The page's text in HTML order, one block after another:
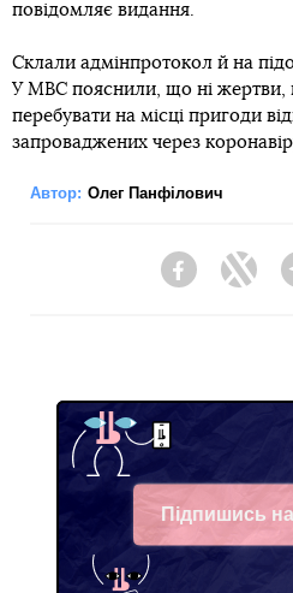
повідомляє видання.
Склали адмінпротокол й на
У МВС пояснили, що ні жертви,
перебувати на місці пригоди
запроваджених через
Автор: Олег Панфілович
Facebook
Підпишись
Telegram